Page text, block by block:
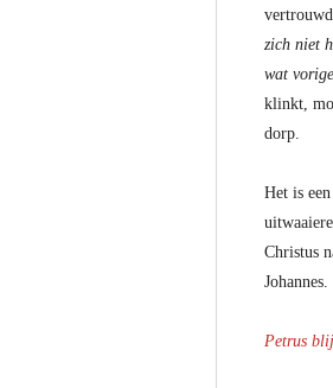
zich niet
wat
klinkt,
dorp.
Het is
Christus
Petrus